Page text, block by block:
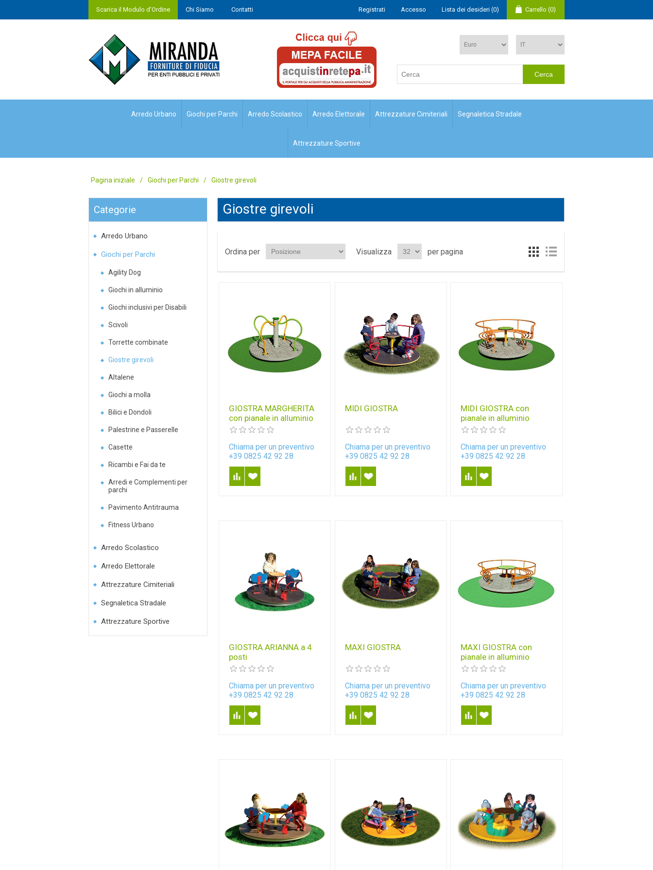
Scarica il Modulo d'Ordine Chi Siamo Contatti Registrati Accesso Lista dei desideri (0) Carrello (0)
Arredo Urbano Giochi per Parchi Arredo Scolastico Arredo Elettorale Attrezzature Cimiteriali Segnaletica Stradale
Attrezzature Sportive
Pagina iniziale / Giochi per Parchi / Giostre girevoli
Categorie
Arredo Urbano
Giochi per Parchi
Agility Dog
Giochi in alluminio
Giochi inclusivi per Disabili
Scivoli
Torrette combinate
Giostre girevoli
Altalene
Giochi a molla
Bilici e Dondoli
Palestrine e Passerelle
Casette
Ricambi e Fai da te
Arredi e Complementi per
parchi
Pavimento Antitrauma
Fitness Urbano
Arredo Scolastico
Arredo Elettorale
Attrezzature Cimiteriali
Segnaletica Stradale
Attrezzature Sportive
Giostre girevoli
Ordina per Visualizza per pagina
GIOSTRA MARGHERITA
con pianale in alluminio
Chiama per un preventivo
+39 0825 42 92 28
MIDI GIOSTRA
Chiama per un preventivo
+39 0825 42 92 28
MIDI GIOSTRA con
pianale in alluminio
Chiama per un preventivo
+39 0825 42 92 28
GIOSTRA ARIANNA a 4
posti
Chiama per un preventivo
+39 0825 42 92 28
MAXI GIOSTRA
Chiama per un preventivo
+39 0825 42 92 28
MAXI GIOSTRA con
pianale in alluminio
Chiama per un preventivo
+39 0825 42 92 28